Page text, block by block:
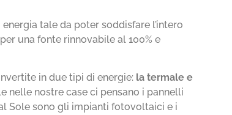
tale da poter soddisfare l’intero
una fonte rinnovabile al 100% e
in due tipi di energie: la termale e
nelle nostre case ci pensano i pannelli
Sole sono gli impianti fotovoltaici e i